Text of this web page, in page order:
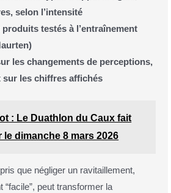
selon l’intensité
testés à l’entraînement
les changements de perceptions,
sur les chiffres affichés
: Le Duathlon du Caux fait
dimanche 8 mars 2026
que négliger un ravitaillement,
peut transformer la